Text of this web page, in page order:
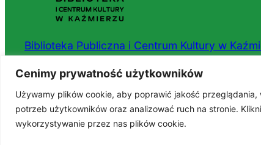
Cenimy prywatność użytkowników
Używamy plików cookie, aby poprawić jakość
potrzeb użytkowników oraz analizować ruch na stronie.
wykorzystywanie przez nas plików cookie.
Biblioteka Publiczna i Centrum Kultury w
ul. Nowowiejska 15, 64-530 Kaźmierz
tel. 61 29 18 072